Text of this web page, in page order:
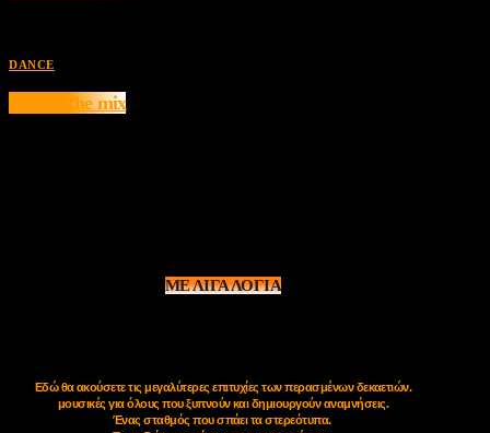
DANCE
Dr J in the mix
ΜΕ ΛΙΓΑ ΛΟΓΙΑ
Εδώ θα ακούσετε τις μεγαλύτερες επιτυχίες των περασμένων δεκαετιών.
μουσικές για όλους που ξυπνούν και δημιουργούν αναμνήσεις.
Ένας σταθμός που σπάει τα στερεότυπα.